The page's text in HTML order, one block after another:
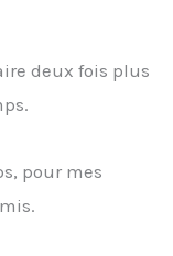
deux fois plus
pour mes